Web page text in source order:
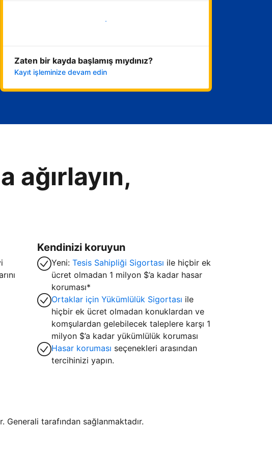
Hemen başla
Zaten bir kayda başlamış mıydınız?
Kayıt işleminize devam edin
ağırlayın,
Kendinizi koruyun
Yeni:Tesis Sahipliği Sigortası ile hiçbir ek
ücret olmadan 1 milyon $’a kadar hasar
koruması*
Ortaklar için Yükümlülük Sigortası ile
hiçbir ek ücret olmadan konuklardan ve
komşulardan gelebilecek taleplere karşı 1
milyon $’a kadar yükümlülük koruması
Hasar koruması seçenekleri arasından
tercihinizi yapın.
Generali tarafından sağlanmaktadır.